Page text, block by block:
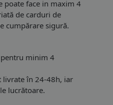
poate face in maxim 4
de carduri de
cumpărare sigură.
pentru minim 4
livrate în 24-48h, iar
lucrătoare.